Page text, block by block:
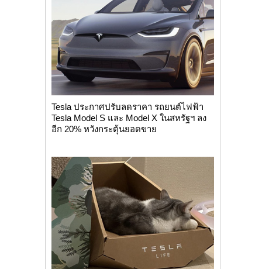
Tesla ประกาศปรับลดราคา รถยนต์ไฟฟ้า
Tesla Model S และ Model X ในสหรัฐ​ฯ​ ลง
อีก 20% หวังกระตุ้นยอดขาย